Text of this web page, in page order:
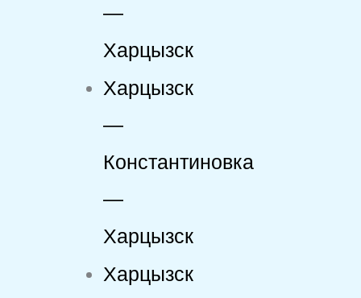
—
Харцызск
Харцызск
—
Константиновка
—
Харцызск
Харцызск